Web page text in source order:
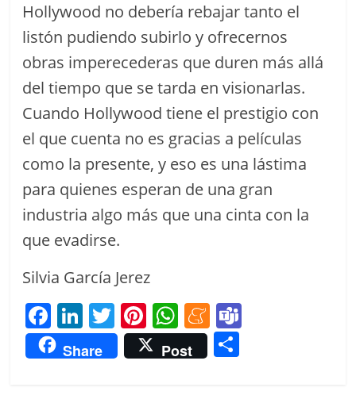
Hollywood no debería rebajar tanto el
listón pudiendo subirlo y ofrecernos
obras imperecederas que duren más allá
del tiempo que se tarda en visionarlas.
Cuando Hollywood tiene el prestigio con
el que cuenta no es gracias a películas
como la presente, y eso es una lástima
para quienes esperan de una gran
industria algo más que una cinta con la
que evadirse.
Silvia García Jerez
F
a
c
Li
n
k
T
w
itt
Pi
nt
er
W
h
at
M
e
n
Share Post